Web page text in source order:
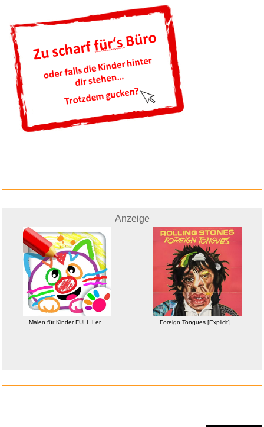
Silver Linings...
Malen für Kinder FULL Ler...
Anzeige
Anzeige
Malen für Kinder FULL Ler... Foreign Tongues [Explicit]...